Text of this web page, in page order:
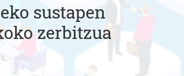
sustapen
zerbitzua